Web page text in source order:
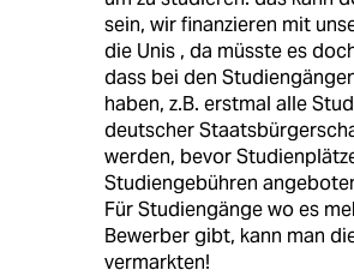
sein, wir finanzieren mit
die Unis , da müsste es
dass bei den
haben, z.B. erstmal alle
deutscher
werden, bevor
Studiengebühren
Für Studiengänge wo es
Bewerber gibt, kann man
vermarkten!